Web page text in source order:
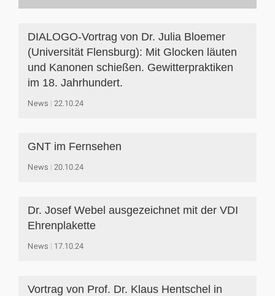
DIALOGO-Vortrag von Dr. Julia Bloemer
(Universität Flensburg): Mit Glocken läuten
und Kanonen schießen. Gewitterpraktiken
im 18. Jahrhundert.
News 22.10.24
GNT im Fernsehen
News 20.10.24
Dr. Josef Webel ausgezeichnet mit der VDI
Ehrenplakette
News 17.10.24
Vortrag von Prof. Dr. Klaus Hentschel in